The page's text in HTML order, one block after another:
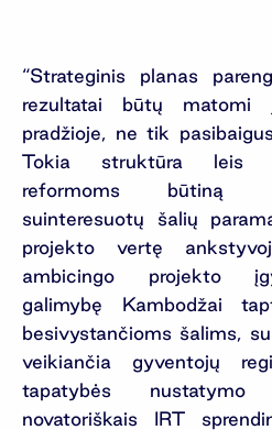
“Strateginis planas
rezultatai būtų matomi
pradžioje, ne tik
Tokia struktūra leis
reformoms būtiną
suinteresuotų šalių
projekto vertę
ambicingo projekto
galimybę Kambodžai
besivystančioms šalims,
veikiančia gyventojų
tapatybės nustatymo
novatoriškais IRT